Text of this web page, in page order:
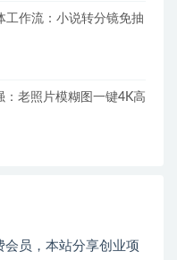
工作流：小说转分镜免抽
老照片模糊图一键4K高
员，本站分享创业项